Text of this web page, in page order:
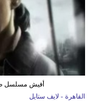
أفيش مسلسل
القاهرة - لايف ستايل